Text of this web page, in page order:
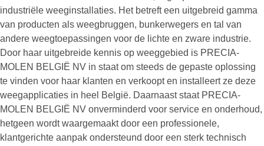
industriële weeginstallaties. Het betreft een uitgebreid gamma
van producten als weegbruggen, bunkerwegers en tal van
andere weegtoepassingen voor de lichte en zware industrie.
Door haar uitgebreide kennis op weeggebied is PRECIA-
MOLEN BELGIË NV in staat om steeds de gepaste oplossing
te vinden voor haar klanten en verkoopt en installeert ze deze
weegapplicaties in heel België. Daarnaast staat PRECIA-
MOLEN BELGIË NV onverminderd voor service en onderhoud,
hetgeen wordt waargemaakt door een professionele,
klantgerichte aanpak ondersteund door een sterk technisch